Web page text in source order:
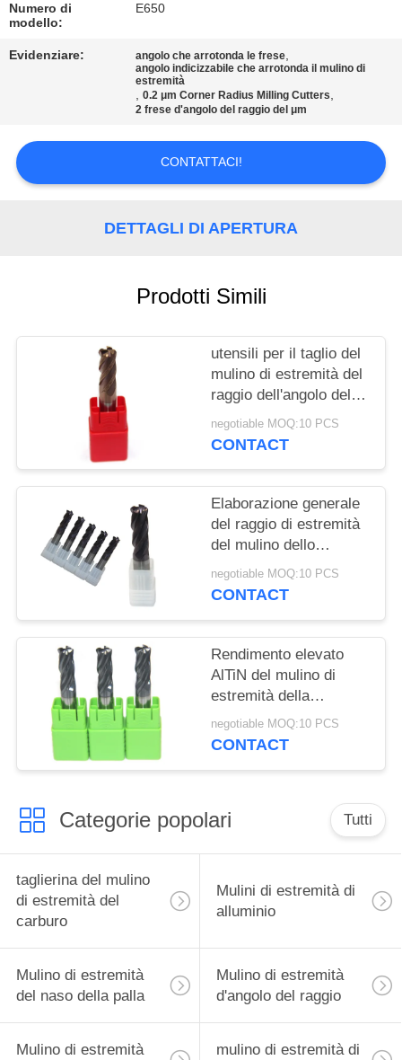
RICHIEDA
UNA
CITAZIONE
MAPPA
DEL
Numero di
modello:
E650
Evidenziare: angolo che arrotonda le frese,
angolo indicizzabile che arrotonda il mulino di
estremità
,0.2 μm Corner Radius Milling Cutters,
2 frese d'angolo del raggio del μm
CONTATTACI!
DETTAGLI DI APERTURA
Prodotti Simili
utensili per il taglio del
mulino di estremità del
raggio dell'angolo del
carburo di 8mm 9mm
per acciaio inossidabile
negotiable MOQ:10 PCS
CONTACT
Elaborazione generale
del raggio di estremità
del mulino dello
strumento d'angolo a 2
pollici a 1 pollici della
negotiable MOQ:10 PCS
CONTACT
Rendimento elevato
AlTiN del mulino di
estremità della
taglierina del raggio del
carburo di tungsteno o
negotiable MOQ:10 PCS
CONTACT
Categorie popolari Tutti
taglierina del mulino
di estremità del
carburo
Mulini di estremità di
alluminio
Mulino di estremità
del naso della palla
Mulino di estremità
d'angolo del raggio
Mulino di estremità mulino di estremità di